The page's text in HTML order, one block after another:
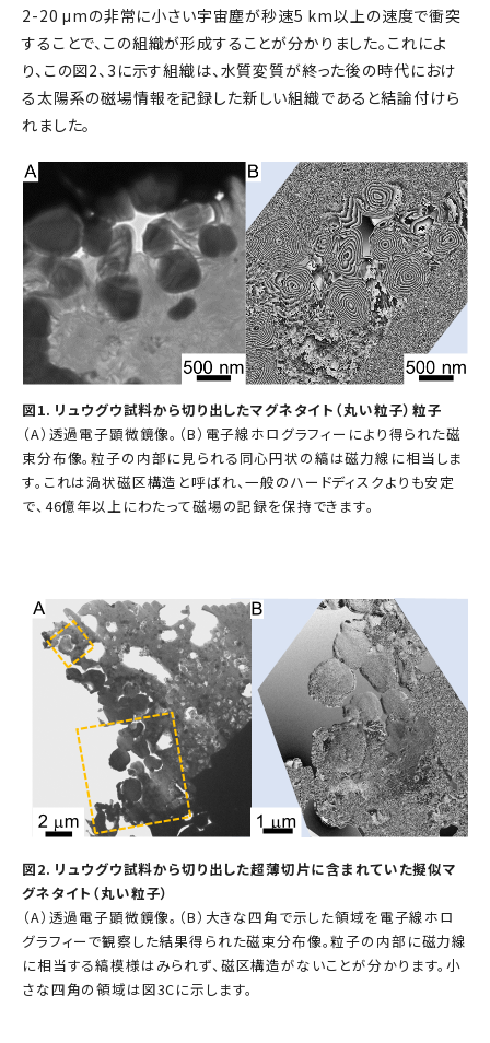
2-20 μmの非常に小さい宇宙塵が秒速5 km以上の速度で衝突
することで、この組織が形成することが分かりました。これによ
り、この図2、3に示す組織は、水質変質が終った後の時代におけ
る太陽系の磁場情報を記録した新しい組織であると結論付けら
れました。
図1. リュウグウ試料から切り出したマグネタイト（丸い粒子）粒子
（A）透過電子顕微鏡像。（B）電子線ホログラフィーにより得られた磁
束分布像。粒子の内部に見られる同心円状の縞は磁力線に相当しま
す。これは渦状磁区構造と呼ばれ、一般のハードディスクよりも安定
で、46億年以上にわたって磁場の記録を保持できます。
図2. リュウグウ試料から切り出した超薄切片に含まれていた擬似マ
グネタイト（丸い粒子）
（A）透過電子顕微鏡像。（B）大きな四角で示した領域を電子線ホロ
グラフィーで観察した結果得られた磁束分布像。粒子の内部に磁力線
に相当する縞模様はみられず、磁区構造がないことが分かります。小
さな四角の領域は図3Cに示します。